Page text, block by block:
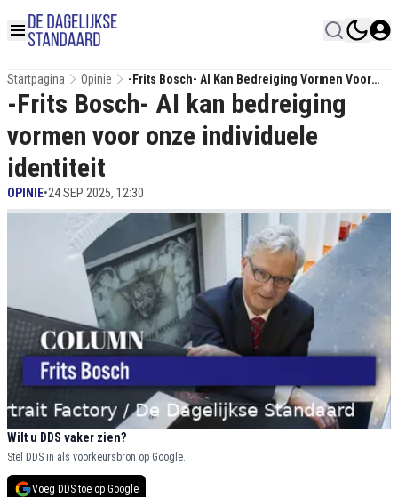
Startpagina Opinie
-Frits Bosch- AI Kan Bedreiging Vormen Voor
Onze Individuele Identiteit
-Frits Bosch- AI kan bedreiging
vormen voor onze individuele
identiteit
OPINIE•24 SEP 2025, 12:30
Wilt u DDS vaker zien?
Stel DDS in als voorkeursbron op Google.
Voeg DDS toe op Google